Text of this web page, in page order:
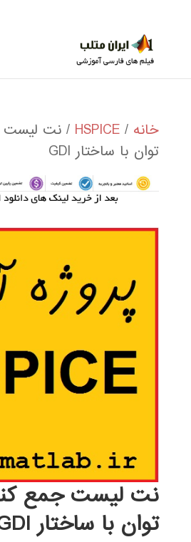
خانه /
HSPICE / نت لیست
توان با ساختار GDI
نت لیست جمع
توان با ساختار GDI